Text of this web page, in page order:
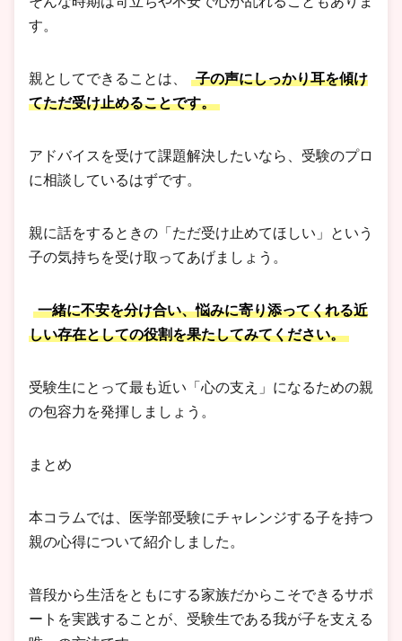
す。
親としてできることは、
子の声にしっかり耳を傾け
てただ受け止めることです。
アドバイスを受けて課題解決したいなら、受験のプロ
に相談しているはずです。
親に話をするときの「ただ受け止めてほしい」という
子の気持ちを受け取ってあげましょう。
一緒に不安を分け合い、悩みに寄り添ってくれる近
しい存在としての役割を果たしてみてください。
受験生にとって最も近い「心の支え」になるための親
の包容力を発揮しましょう。
まとめ
本コラムでは、医学部受験にチャレンジする子を持つ
親の心得について紹介しました。
普段から生活をともにする家族だからこそできるサポ
ートを実践することが、受験生である我が子を支える